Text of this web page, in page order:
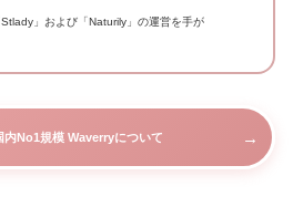
Stlady」および「Naturily」の運営を手が
No1規模 Waverryについて →